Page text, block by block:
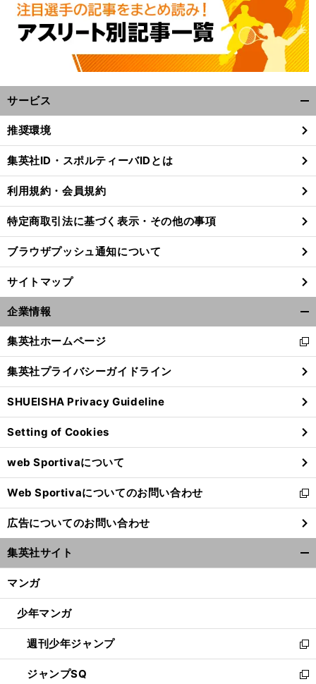
サービス
閉
る
推奨環境
集英社ID・スポルティーバIDとは
利用規約・会員規約
特定商取引法に基づく表示・その他の事項
ブラウザプッシュ通知について
サイトマップ
企業情報
閉
る
集英社ホームページ
新
し
い
ウ
ィ
ン
ド
ウ
で
開
く
集英社プライバシーガイドライン
SHUEISHA Privacy Guideline
Setting of Cookies
web Sportivaについて
Web Sportivaについてのお問い合わせ
新
し
い
ウ
ィ
ン
ウ
開
く
広告についてのお問い合わせ
集英社サイト
マンガ
少年マンガ
週刊少年ジャンプ
新
し
い
ジャンプSQ
新